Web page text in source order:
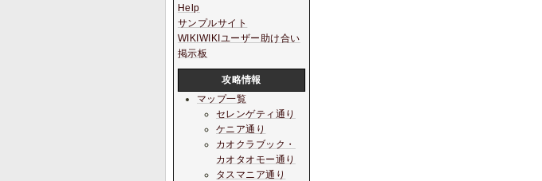
Help
サンプルサイト
WIKIWIKIユーザー助け合い
掲示板
攻略情報
マップ一覧
セレンゲティ通り
ケニア通り
カオクラブック・
カオタオモー通り
タスマニア通り